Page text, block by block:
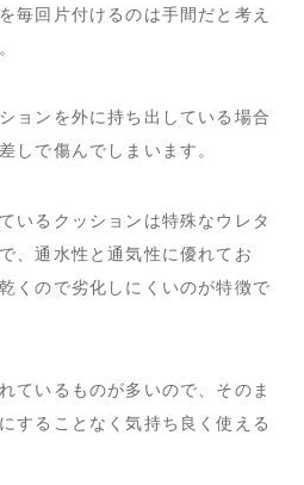
毎回片付けるのは手間だと考え
ョンを外に持ち出している場合
しで傷んでしまいます。
いるクッションは特殊なウレタ
、通水性と通気性に優れてお
くので劣化しにくいのが特徴で
ているものが多いので、そのま
することなく気持ち良く使える